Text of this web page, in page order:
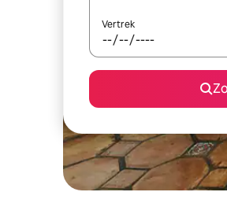
Vertrek